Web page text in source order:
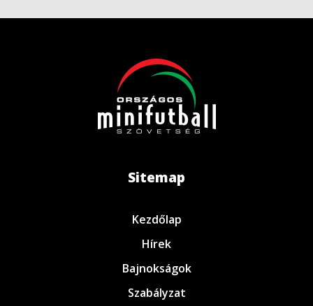
Sitemap
Kezdőlap
Hírek
Bajnokságok
Szabályzat